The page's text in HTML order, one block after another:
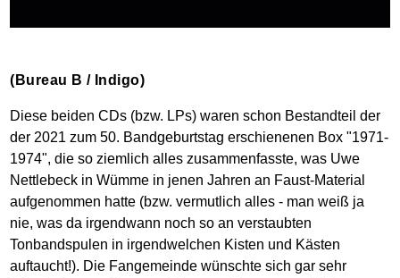
(Bureau B / Indigo)
Diese beiden CDs (bzw. LPs) waren schon Bestandteil der
der 2021 zum 50. Bandgeburtstag erschienenen Box "1971-
1974", die so ziemlich alles zusammenfasste, was Uwe
Nettlebeck in Wümme in jenen Jahren an Faust-Material
aufgenommen hatte (bzw. vermutlich alles - man weiß ja
nie, was da irgendwann noch so an verstaubten
Tonbandspulen in irgendwelchen Kisten und Kästen
auftaucht!). Die Fangemeinde wünschte sich gar sehr